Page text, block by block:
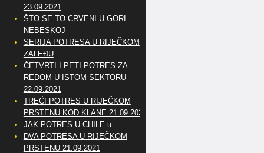
23.09.2021
ŠTO SE TO CRVENI U GORI
NEBESKOJ
SERIJA POTRESA U RIJEČKOM
ZALEĐU
ČETVRTI I PETI POTRES ZA
REDOM U ISTOM SEKTORU
22.09.2021
TREĆI POTRES U RIJEČKOM
PRSTENU KOD KLANE 21.09.2021
JAK POTRES U CHILE-u
DVA POTRESA U RIJEČKOM
PRSTENU 21.09.2021